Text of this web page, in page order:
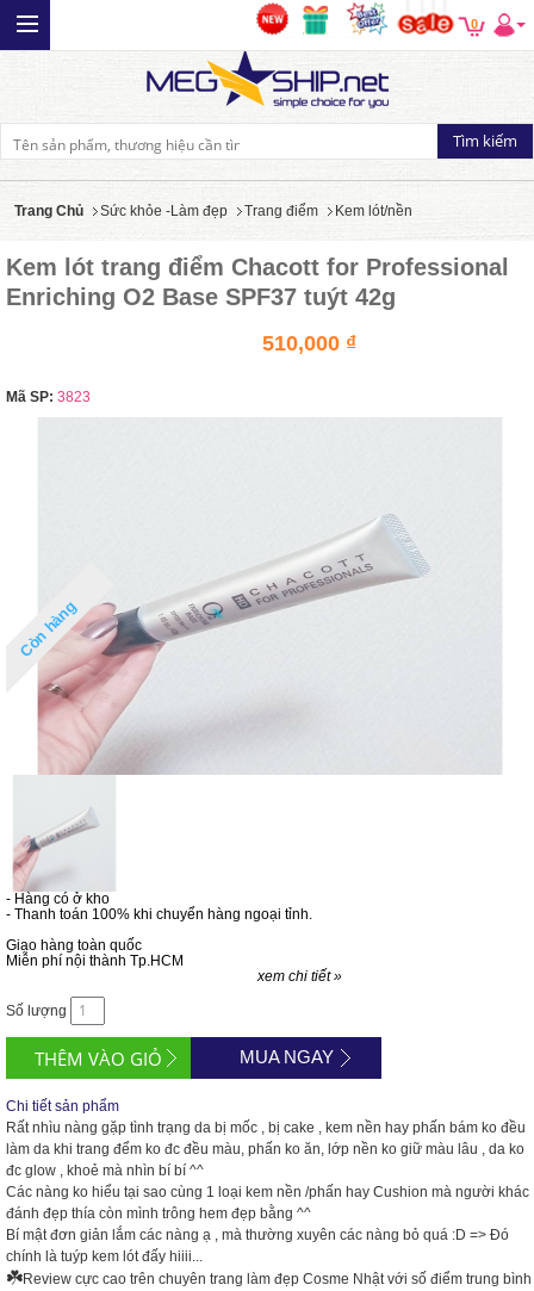
0
Trang Chủ Sức khỏe -Làm đẹp Trang điểm Kem lót/nền
Kem lót trang điểm Chacott for Professional
Enriching O2 Base SPF37 tuýt 42g
510,000 ₫
Mã SP: 3823
Còn hàng
- Hàng có ở kho
- Thanh toán 100% khi chuyển hàng ngoại tỉnh.
Giao hàng toàn quốc
Miễn phí nội thành Tp.HCM
xem chi tiết »
Số lượng
MUA NGAY
Chi tiết sản phẩm
Rất nhìu nàng gặp tình trạng da bị mốc , bị cake , kem nền hay phấn bám ko đều
làm da khi trang đểm ko đc đều màu, phấn ko ăn, lớp nền ko giữ màu lâu , da ko
đc glow , khoẻ mà nhìn bí bí ^^
Các nàng ko hiểu tại sao cùng 1 loại kem nền /phấn hay Cushion mà người khác
đánh đẹp thía còn mình trông hem đẹp bằng ^^
Bí mật đơn giản lắm các nàng ạ , mà thường xuyên các nàng bỏ quá :D => Đó
chính là tuýp kem lót đấy hiiii...
☘️Review cực cao trên chuyên trang làm đẹp Cosme Nhật với số điểm trung bình